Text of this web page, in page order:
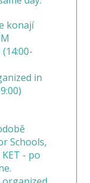
konají
in
Schools,
KET - po